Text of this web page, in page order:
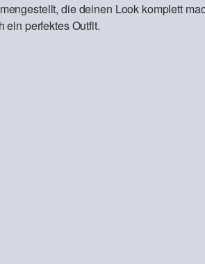
die deinen Look komplett
ein perfektes Outfit.